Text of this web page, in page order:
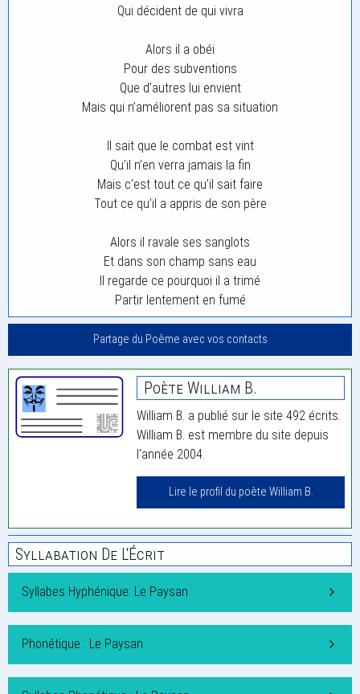
Qui décident de qui vivra
Alors il a obéi
Pour des subventions
Que d’autres lui envient
Mais qui n’améliorent pas sa situation
Il sait que le combat est vint
Qu’il n’en verra jamais la fin
Mais c’est tout ce qu’il sait faire
Tout ce qu’il a appris de son père
Alors il ravale ses sanglots
Et dans son champ sans eau
Il regarde ce pourquoi il a trimé
Partir lentement en fumé
Partage du Poème avec vos contacts
Poète William B.
William B. a publié sur le site 492 écrits.
William B. est membre du site depuis
l'année 2004.
Lire le profil du poète William B.
Syllabation De L'Écrit
Syllabes Hyphénique: Le Paysan
Phonétique : Le Paysan